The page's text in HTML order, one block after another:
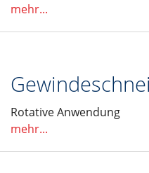
mehr...
Rotative Anwendung
mehr...